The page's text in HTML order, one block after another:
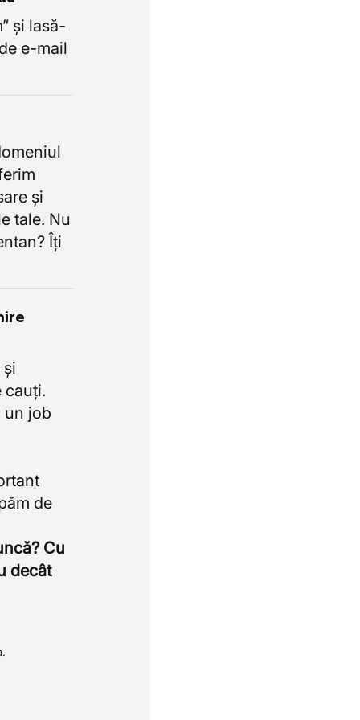
și lasă-
e-mail
și
tale. Nu
Îți
și
cauți.
un job
de
Cu
decât